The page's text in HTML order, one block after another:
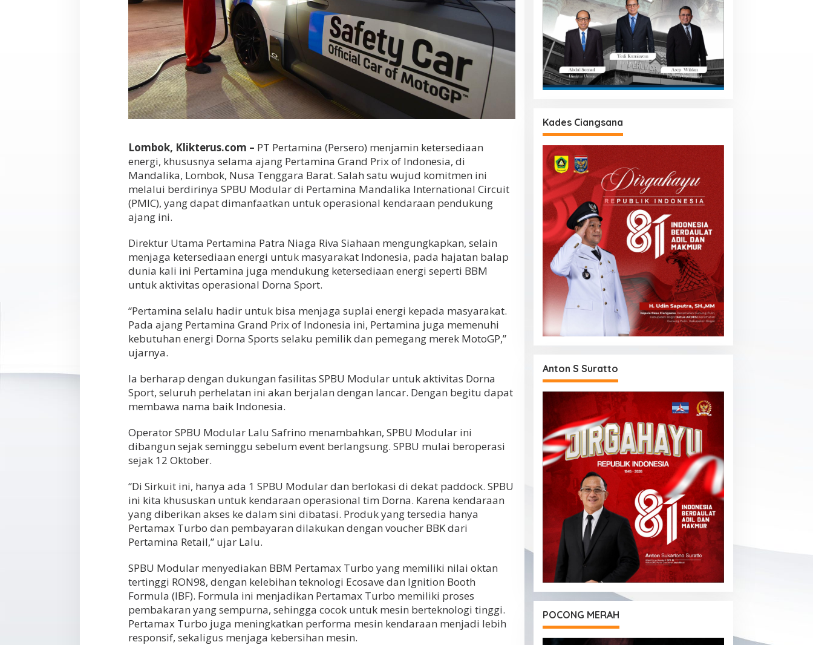
Lombok, Klikterus.com – PT Pertamina (Persero) menjamin ketersediaan
energi, khususnya selama ajang Pertamina Grand Prix of Indonesia, di
Mandalika, Lombok, Nusa Tenggara Barat. Salah satu wujud komitmen ini
melalui berdirinya SPBU Modular di Pertamina Mandalika International Circuit
(PMIC), yang dapat dimanfaatkan untuk operasional kendaraan pendukung
ajang ini.
Direktur Utama Pertamina Patra Niaga Riva Siahaan mengungkapkan, selain
menjaga ketersediaan energi untuk masyarakat Indonesia, pada hajatan balap
dunia kali ini Pertamina juga mendukung ketersediaan energi seperti BBM
untuk aktivitas operasional Dorna Sport.
“Pertamina selalu hadir untuk bisa menjaga suplai energi kepada masyarakat.
Pada ajang Pertamina Grand Prix of Indonesia ini, Pertamina juga memenuhi
kebutuhan energi Dorna Sports selaku pemilik dan pemegang merek MotoGP,”
ujarnya.
Ia berharap dengan dukungan fasilitas SPBU Modular untuk aktivitas Dorna
Sport, seluruh perhelatan ini akan berjalan dengan lancar. Dengan begitu dapat
membawa nama baik Indonesia.
Operator SPBU Modular Lalu Safrino menambahkan, SPBU Modular ini
dibangun sejak seminggu sebelum event berlangsung. SPBU mulai beroperasi
sejak 12 Oktober.
“Di Sirkuit ini, hanya ada 1 SPBU Modular dan berlokasi di dekat paddock. SPBU
ini kita khususkan untuk kendaraan operasional tim Dorna. Karena kendaraan
yang diberikan akses ke dalam sini dibatasi. Produk yang tersedia hanya
Pertamax Turbo dan pembayaran dilakukan dengan voucher BBK dari
Pertamina Retail,” ujar Lalu.
SPBU Modular menyediakan BBM Pertamax Turbo yang memiliki nilai oktan
tertinggi RON98, dengan kelebihan teknologi Ecosave dan Ignition Booth
Formula (IBF). Formula ini menjadikan Pertamax Turbo memiliki proses
pembakaran yang sempurna, sehingga cocok untuk mesin berteknologi tinggi.
Pertamax Turbo juga meningkatkan performa mesin kendaraan menjadi lebih
responsif, sekaligus menjaga kebersihan mesin.
Kades Ciangsana
Anton S Suratto
POCONG MERAH